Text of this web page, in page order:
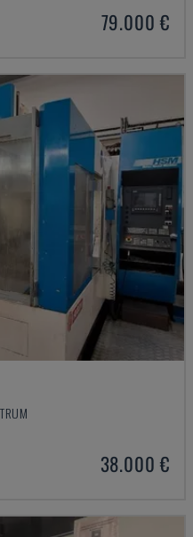
79.000 €
38.000 €